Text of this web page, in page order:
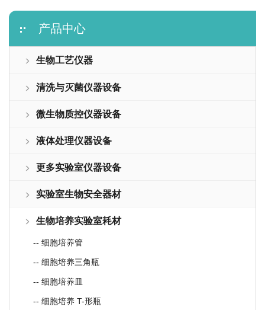
产品中心
生物工艺仪器
清洗与灭菌仪器设备
微生物质控仪器设备
液体处理仪器设备
更多实验室仪器设备
实验室生物安全器材
生物培养实验室耗材
-- 细胞培养管
-- 细胞培养三角瓶
-- 细胞培养皿
-- 细胞培养 T-形瓶